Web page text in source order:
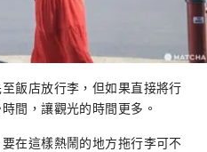
飯店放行李，但如果直接將行
間，讓觀光的時間更多。
在這樣熱鬧的地方拖行李可不